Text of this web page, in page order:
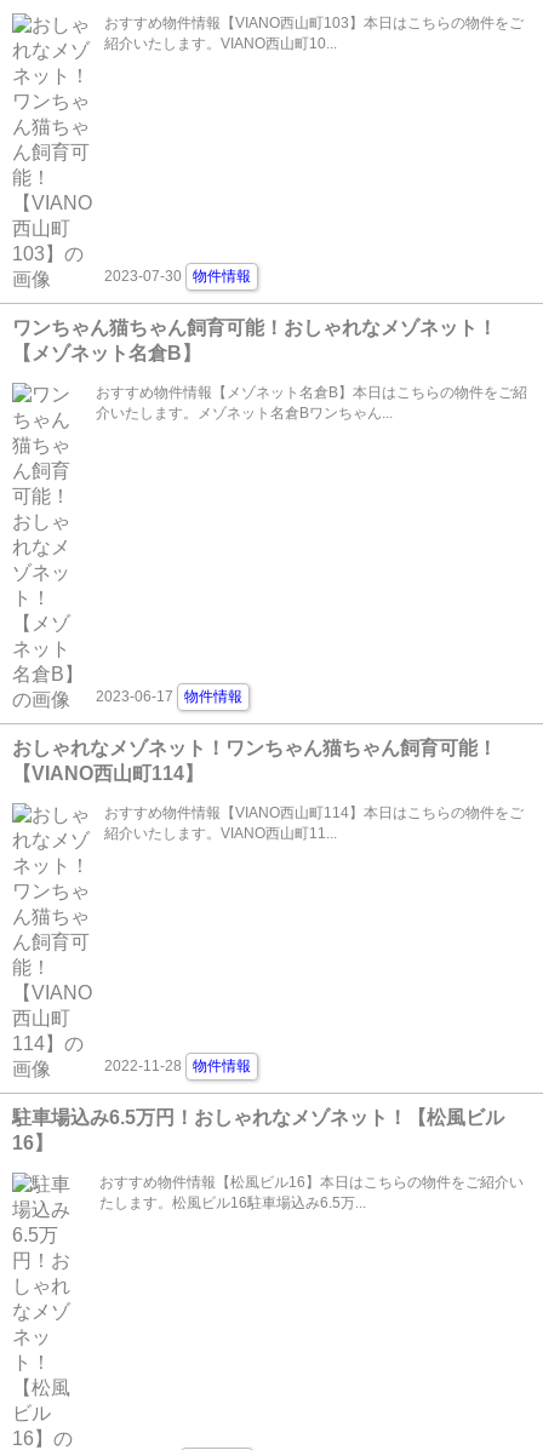
おすすめ物件情報【VIANO西山町103】本日はこちらの物件をご
紹介いたします。VIANO西山町10...
2023-07-30 物件情報
ワンちゃん猫ちゃん飼育可能！おしゃれなメゾネット！
【メゾネット名倉B】
おすすめ物件情報【メゾネット名倉B】本日はこちらの物件をご紹
介いたします。メゾネット名倉Bワンちゃん...
2023-06-17 物件情報
おしゃれなメゾネット！ワンちゃん猫ちゃん飼育可能！
【VIANO西山町114】
おすすめ物件情報【VIANO西山町114】本日はこちらの物件をご
紹介いたします。VIANO西山町11...
2022-11-28 物件情報
駐車場込み6.5万円！おしゃれなメゾネット！【松風ビル
16】
おすすめ物件情報【松風ビル16】本日はこちらの物件をご紹介い
たします。松風ビル16駐車場込み6.5万...